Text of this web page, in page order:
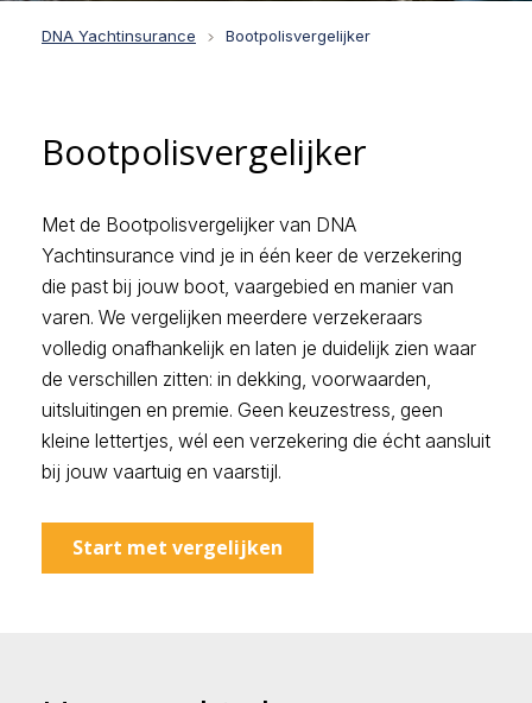
DNA Yachtinsurance Bootpolisvergelijker
Bootpolisvergelijker
Met de Bootpolisvergelijker van DNA
Yachtinsurance vind je in één keer de verzekering
die past bij jouw boot, vaargebied en manier van
varen. We vergelijken meerdere verzekeraars
volledig onafhankelijk en laten je duidelijk zien waar
de verschillen zitten: in dekking, voorwaarden,
uitsluitingen en premie. Geen keuzestress, geen
kleine lettertjes, wél een verzekering die écht aansluit
bij jouw vaartuig en vaarstijl.
Start met vergelijken